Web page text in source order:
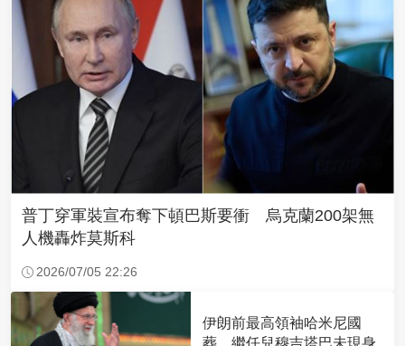
普丁穿軍裝宣布奪下頓巴斯要衝 烏克蘭200架無
人機轟炸莫斯科
2026/07/05 22:26
伊朗前最高領袖哈米尼國